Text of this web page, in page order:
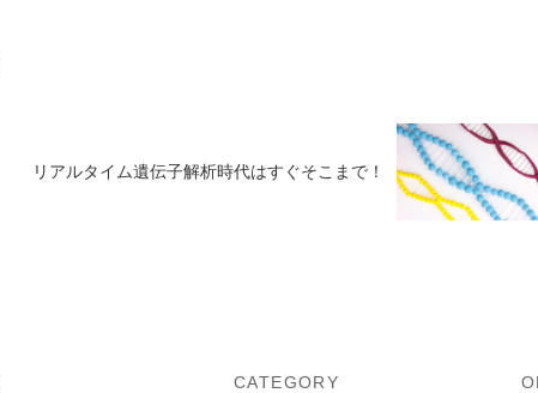
リアルタイム遺伝子解析時代はすぐそこまで！
CATEGORY